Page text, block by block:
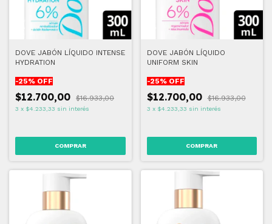
DOVE JABÓN LÍQUIDO INTENSE
HYDRATION
-25% OFF
$12.700,00 $16.933,00
3 x $4.233,33 sin interés
DOVE JABÓN LÍQUIDO
UNIFORM SKIN
-25% OFF
$12.700,00 $16.933,00
3 x $4.233,33 sin interés